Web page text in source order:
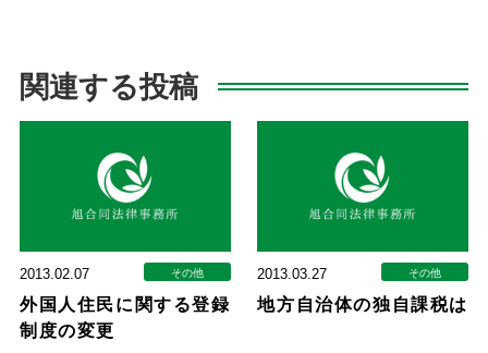
関連する投稿
2013.02.07 その他
外国人住民に関する登録
制度の変更
2013.03.27 その他
地方自治体の独自課税は